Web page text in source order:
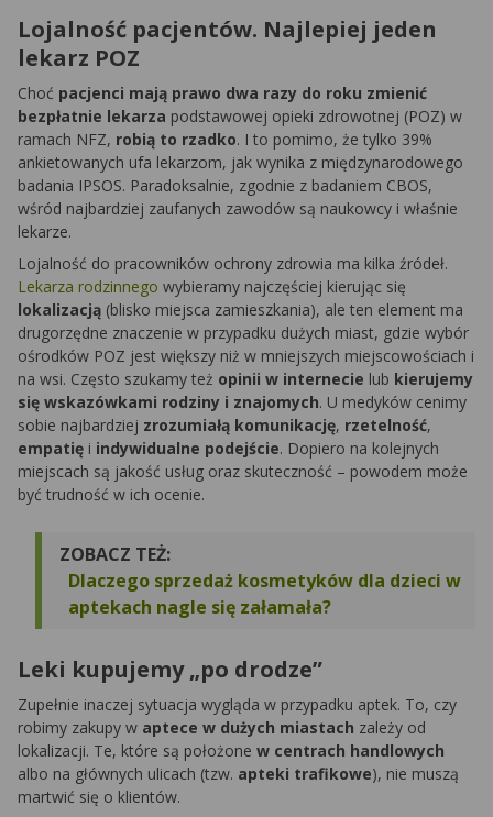
Lojalność pacjentów. Najlepiej jeden
lekarz POZ
Choć pacjenci mają prawo dwa razy do roku zmienić
bezpłatnie lekarza podstawowej opieki zdrowotnej (POZ) w
ramach NFZ, robią to rzadko. I to pomimo, że tylko 39%
ankietowanych ufa lekarzom, jak wynika z międzynarodowego
badania IPSOS. Paradoksalnie, zgodnie z badaniem CBOS,
wśród najbardziej zaufanych zawodów są naukowcy i właśnie
lekarze.
Lojalność do pracowników ochrony zdrowia ma kilka źródeł.
Lekarza rodzinnego wybieramy najczęściej kierując się
lokalizacją (blisko miejsca zamieszkania), ale ten element ma
drugorzędne znaczenie w przypadku dużych miast, gdzie wybór
ośrodków POZ jest większy niż w mniejszych miejscowościach i
na wsi. Często szukamy też opinii w internecie lub kierujemy
się wskazówkami rodziny i znajomych. U medyków cenimy
sobie najbardziej zrozumiałą komunikację, rzetelność,
empatię i indywidualne podejście. Dopiero na kolejnych
miejscach są jakość usług oraz skuteczność – powodem może
być trudność w ich ocenie.
ZOBACZ TEŻ:
Dlaczego sprzedaż kosmetyków dla dzieci w
aptekach nagle się załamała?
Leki kupujemy „po drodze”
Zupełnie inaczej sytuacja wygląda w przypadku aptek. To, czy
robimy zakupy w aptece w dużych miastach zależy od
lokalizacji. Te, które są położone w centrach handlowych
albo na głównych ulicach (tzw. apteki trafikowe), nie muszą
martwić się o klientów.